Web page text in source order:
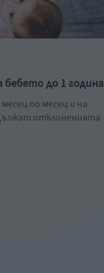
бебето до 1 година
по месец и на
отклоненията